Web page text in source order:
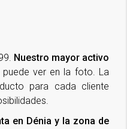
Nuestro mayor activo
ver en la foto. La
para cada cliente
en Dénia y la zona de